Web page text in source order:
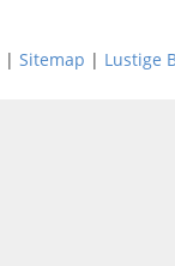
| Sitemap | Lustige